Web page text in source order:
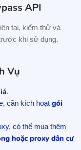
API
tại, kiểm thử và
khi sử dụng.
Vụ
.
cần kích hoạt gói
có thể mua thêm
hoặc proxy dân cư